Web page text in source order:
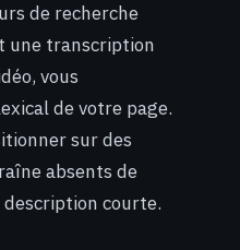
de recherche
une transcription
vous
de votre page.
sur des
absents de
courte.